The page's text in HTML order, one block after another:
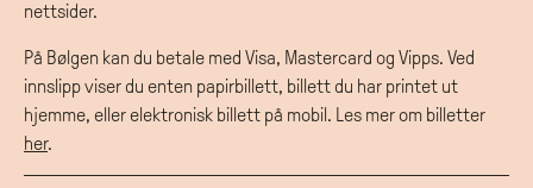
nettsider.
På Bølgen kan du betale med Visa, Mastercard og Vipps. Ved
innslipp viser du enten papirbillett, billett du har printet ut
hjemme, eller elektronisk billett på mobil. Les mer om billetter
her.